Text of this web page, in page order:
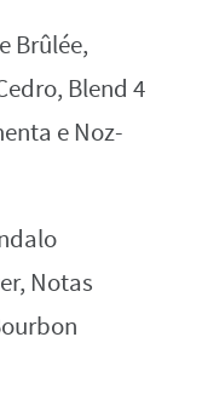
Brûlée,
Blend 4
e Noz-
Notas